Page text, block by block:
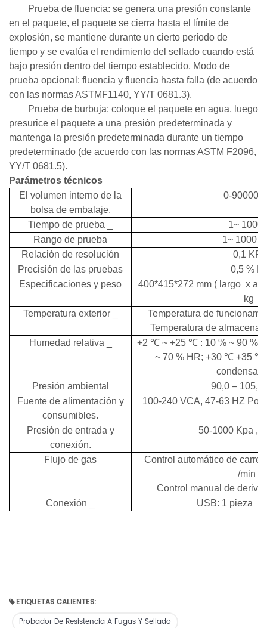
Prueba de fluencia: se genera una presión constante
en el paquete, el paquete se cierra hasta el límite de
explosión, se mantiene durante un cierto período de
tiempo y se evalúa el rendimiento del sellado cuando está
bajo presión dentro del tiempo establecido. Modo de
prueba opcional: fluencia y fluencia hasta falla (de acuerdo
con las normas ASTMF1140, YY/T 0681.3).
Prueba de burbuja: coloque el paquete en agua, luego
presurice el paquete a una presión predeterminada y
mantenga la presión predeterminada durante un tiempo
predeterminado (de acuerdo con las normas ASTM F2096,
YY/T 0681.5).
Parámetros técnicos
El volumen interno de la
bolsa de embalaje.
0-
Tiempo de prueba 1~1000
Rango de prueba
1~ 1000
Relación de resolución
0,1 KPa
Precisión de las pruebas
0,5 %
Especificaciones y peso 400*415*272 mm ( largo x
kg
Temperatura exterior Temperatura de
Temperatura de
Humedad relativa +2 ℃ ~ +25 ℃ : 10 % ~ 90 %
~ 70 % HR; +30 ℃ +35 ℃
Presión ambiental
90,0 – 105,0
Fuente de alimentación y
consumibles.
100-240 VCA, 47-63 HZ
Presión de entrada y
conexión.
50-1000 Kpa ,
Flujo de gas
Control automático de
/min
Control manual de
Conexión
USB: 1 pieza
ETIQUETAS CALIENTES:
Probador De Resistencia A Fugas Y Sellado